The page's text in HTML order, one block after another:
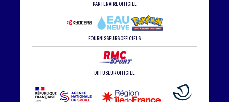
PARTENAIRE OFFICIEL
FOURNISSEURS OFFICIELS
DIFFUSEUR OFFICIEL